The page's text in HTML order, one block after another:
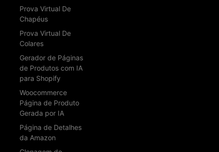
Prova Virtual De
Chapéus
Prova Virtual De
Colares
Gerador de Páginas
de Produtos com IA
para Shopify
Woocommerce
Página de Produto
Gerada por IA
Página de Detalhes
da Amazon